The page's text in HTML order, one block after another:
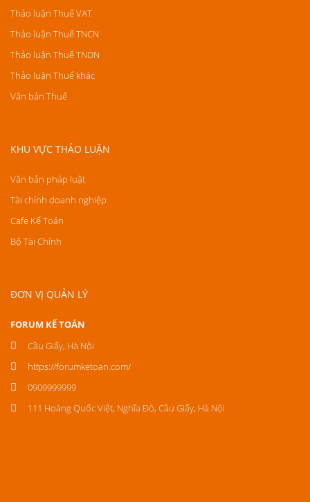
Thảo luận Thuế VAT
Thảo luận Thuế TNCN
Thảo luận Thuế TNDN
Thảo luận Thuế khác
Văn bản Thuế
KHU VỰC THẢO LUẬN
Văn bản pháp luật
Tài chính doanh nghiệp
Cafe Kế Toán
Bộ Tài Chính
ĐƠN VỊ QUẢN LÝ
FORUM KẾ TOÁN
Cầu Giấy, Hà Nội
https://forumketoan.com/
0909999999
111 Hoàng Quốc Việt, Nghĩa Đô, Cầu Giấy, Hà Nội